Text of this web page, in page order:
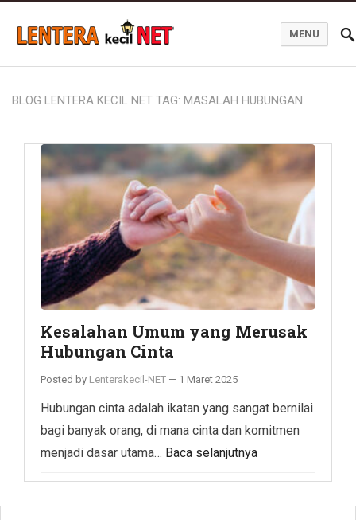
MENU
BLOG LENTERA KECIL NET TAG: MASALAH HUBUNGAN
Kesalahan Umum yang Merusak
Hubungan Cinta
Posted by Lenterakecil-NET — 1 Maret 2025
Hubungan cinta adalah ikatan yang sangat bernilai
bagi banyak orang, di mana cinta dan komitmen
menjadi dasar utama… Baca selanjutnya